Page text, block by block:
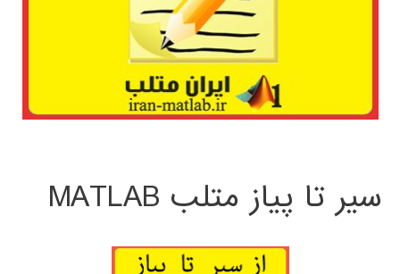
سیر تا پیاز متلب MATLAB